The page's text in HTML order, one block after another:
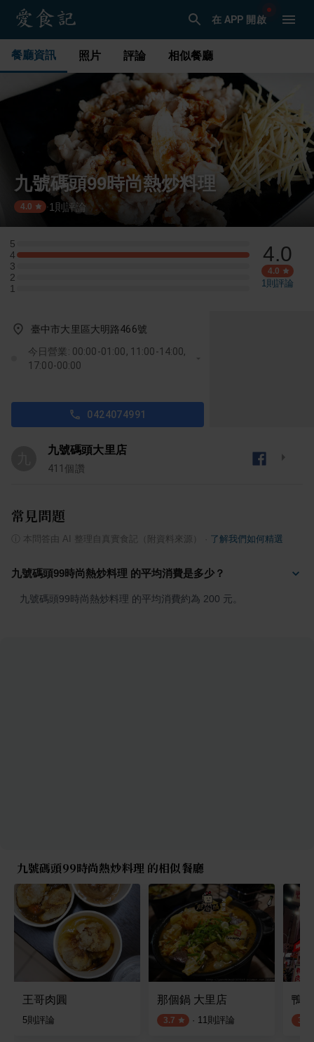
在 APP 開啟
餐廳資訊 照片 評論 相似餐廳
九號碼頭99時尚熱炒料理
4.0 ·1 則評論
5
5 星：0 則評論
4
4 星：1 則評論
3
3 星：0 則評論
2
2 星：0 則評論
1
1 星：0 則評論
4.0
4.0
1則評論
臺中市大里區大明路466號
今日營業: 00:00-01:00, 11:00-14:00,
17:00-00:00
0424074991
九號碼頭大里店
411 個讚
常見問題
本問答由 AI 整理自真實食記（附資料來源） 了解我們如何精選
九號碼頭99時尚熱炒料理 的平均消費是多少？
九號碼頭99時尚熱炒料理 的平均消費約為 200 元。
九號碼頭99時尚熱炒料理 的相似餐廳
王哥肉圓
5則評論
那個鍋 大里店
3.7 · 11則評論
鴨
3.5